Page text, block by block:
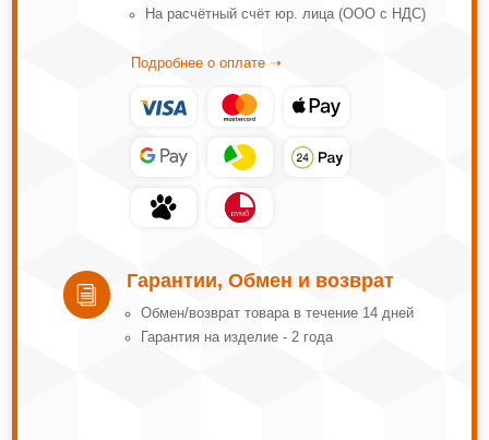
На расчётный счёт юр. лица (ООО с НДС)
Подробнее о оплате ➝
i
Гарантии, Обмен и возврат
Обмeн/вoзвpaт тoвapa в тeчeниe 14 днeй
Гарантия на изделие - 2 года